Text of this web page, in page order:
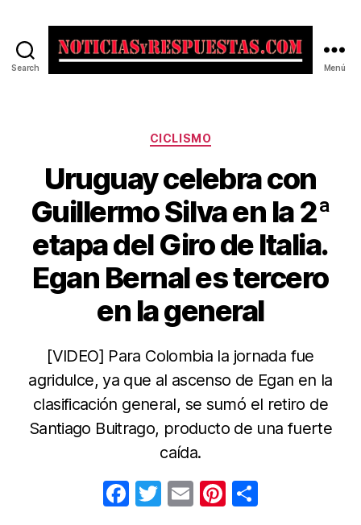
Search Menú
Categorías
CICLISMO
Uruguay celebra con
Guillermo Silva en la 2ª
etapa del Giro de Italia.
Egan Bernal es tercero
en la general
[VIDEO] Para Colombia la jornada fue
agridulce, ya que al ascenso de Egan en la
clasificación general, se sumó el retiro de
Santiago Buitrago, producto de una fuerte
caída.
F T E Pi